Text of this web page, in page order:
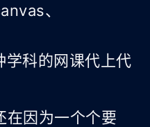
、
科的网课代上代
在因为一个个要